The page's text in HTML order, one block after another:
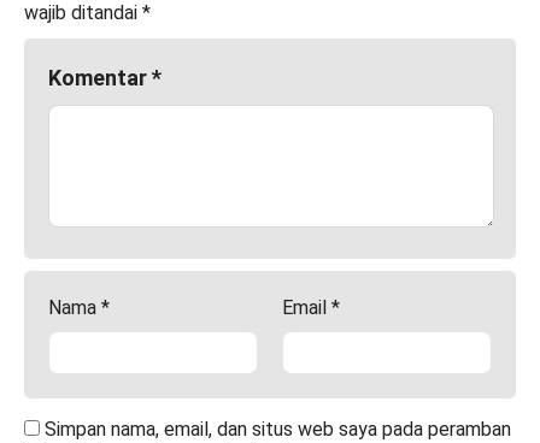
wajib ditandai *
Komentar*
Nama * Email *
Simpan nama, email, dan situs web saya pada peramban